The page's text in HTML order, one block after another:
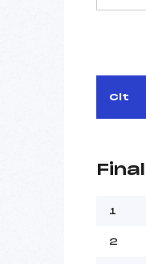
Arbitre
Traceur
Clt
1
2